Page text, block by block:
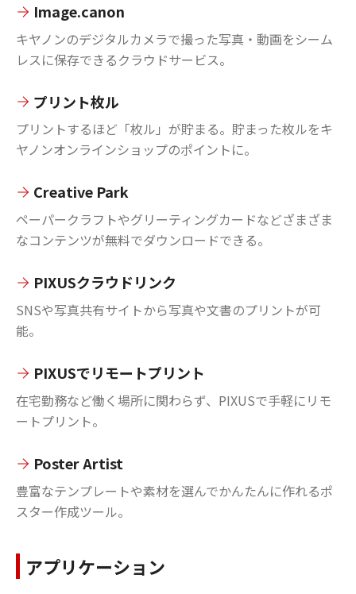
Image.canon
キヤノンのデジタルカメラで撮った写真・動画をシーム
レスに保存できるクラウドサービス。
プリント枚ル
プリントするほど「枚ル」が貯まる。貯まった枚ルをキ
ヤノンオンラインショップのポイントに。
Creative Park
ペーパークラフトやグリーティングカードなどざまざま
なコンテンツが無料でダウンロードできる。
PIXUSクラウドリンク
SNSや写真共有サイトから写真や文書のプリントが可
能。
PIXUSでリモートプリント
在宅勤務など働く場所に関わらず、PIXUSで手軽にリモ
ートプリント。
Poster Artist
豊富なテンプレートや素材を選んでかんたんに作れるポ
スター作成ツール。
アプリケーション